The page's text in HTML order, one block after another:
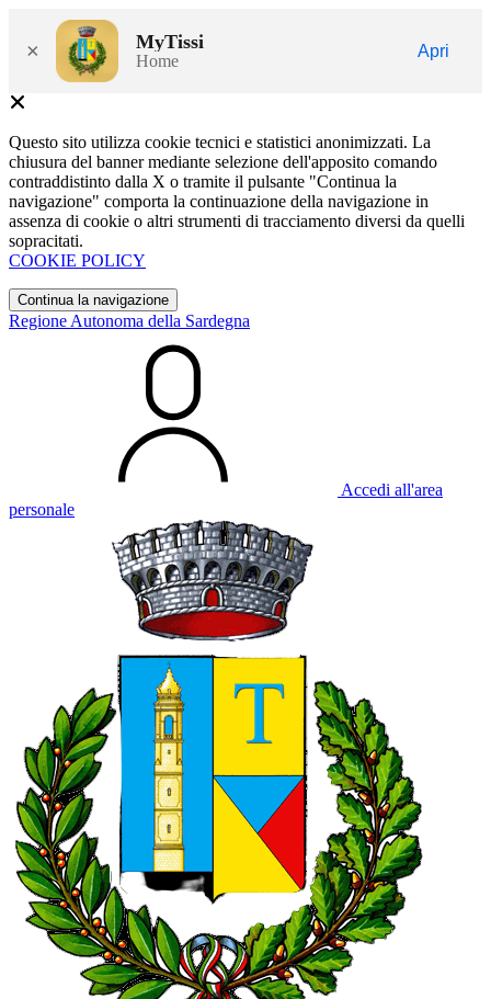
× MyTissi
Home
Apri
Questo sito utilizza cookie tecnici e statistici anonimizzati. La
chiusura del banner mediante selezione dell'apposito comando
contraddistinto dalla X o tramite il pulsante "Continua la
navigazione" comporta la continuazione della navigazione in
assenza di cookie o altri strumenti di tracciamento diversi da quelli
sopracitati.
COOKIE POLICY
Continua la navigazione
Regione Autonoma della Sardegna
Accedi all'area
personale